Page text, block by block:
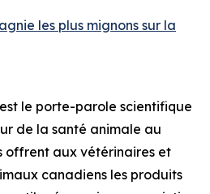
les plus mignons sur la
est le porte-parole scientifique
de la santé animale au
offrent aux vétérinaires et
canadiens les produits